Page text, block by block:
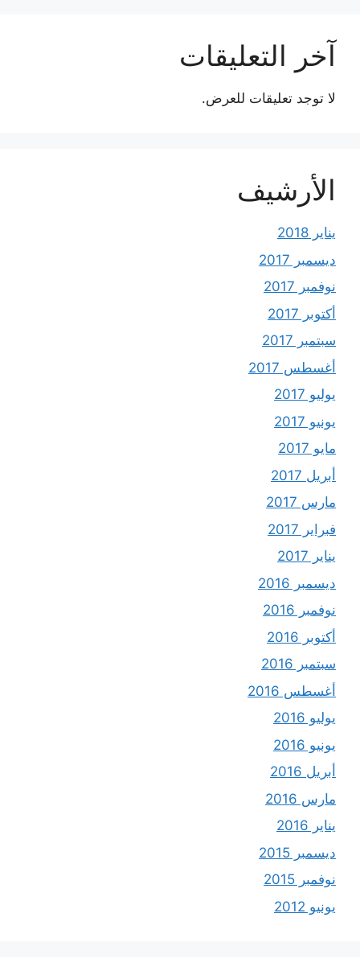
آخر التعليقات
لا توجد تعليقات للعرض.
الأرشيف
يناير 2018
ديسمبر 2017
نوفمبر 2017
أكتوبر 2017
سبتمبر 2017
أغسطس 2017
يوليو 2017
يونيو 2017
مايو 2017
أبريل 2017
مارس 2017
فبراير 2017
يناير 2017
ديسمبر 2016
نوفمبر 2016
أكتوبر 2016
سبتمبر 2016
أغسطس 2016
يوليو 2016
يونيو 2016
أبريل 2016
مارس 2016
يناير 2016
ديسمبر 2015
نوفمبر 2015
يونيو 2012